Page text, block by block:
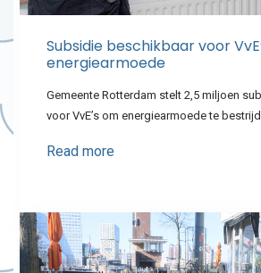
Subsidie beschikbaar voor
energiearmoede
Gemeente Rotterdam stelt 2,5 miljoen
voor VvE’s om energiearmoede te
Read more